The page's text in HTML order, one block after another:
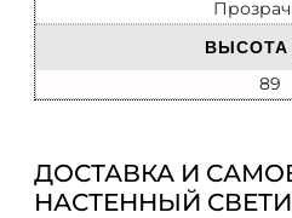
ВЫСОТА
89
ДОСТАВКА И
НАСТЕННЫЙ